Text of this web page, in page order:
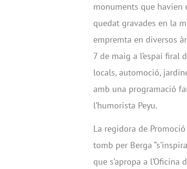
monuments que havien
quedat gravades en la
empremta en diversos
7 de maig a l’espai firal
locals, automoció,
amb una programació
l’humorista Peyu.
La regidora de
tomb per Berga
que s’apropa a